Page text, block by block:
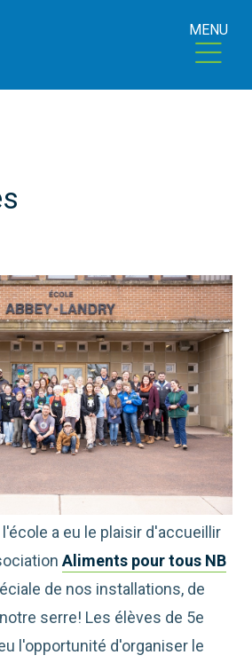
MENU
l'école a eu le plaisir d'accueillir
Aliments pour tous NB
de nos installations, de
serre! Les élèves de 5e
l'opportunité d'organiser le